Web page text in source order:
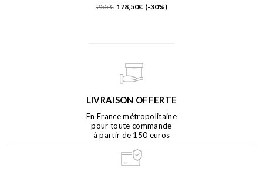
255 € 178,50€ (-30%)
LIVRAISON OFFERTE
En France métropolitaine
pour toute commande
à partir de 150 euros